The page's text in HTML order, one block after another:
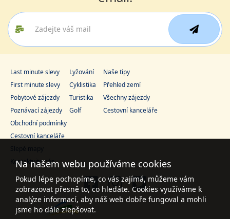
Last minute slevy
First minute slevy
Pobytové zájezdy
Poznávací zájezdy
Lyžování
Cyklistika
Turistika
Golf
Naše tipy
Přehled zemí
Všechny zájezdy
Cestovní kanceláře
Obchodní podmínky
Cestovní kanceláře
Slepé mapy
Kontaktujte nás
Na našem webu používáme cookies
Pokud lépe pochopíme, co vás zajímá, můžeme vám
zobrazovat přesně to, co hledáte. Cookies využíváme k
analýze informací, aby náš web dobře fungoval a mohli
jsme ho dále zlepšovat.